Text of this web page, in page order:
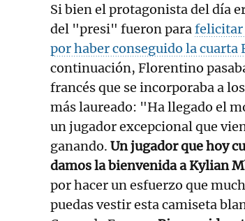
Si bien el protagonista del día
del "presi" fueron parafelicitar
por haber conseguido la cuarta
continuación, Florentino
francés que se incorporaba a
más laureado: "Ha llegado el
un jugador excepcional que
ganando. Un jugador que hoy
damos la bienvenida a Kylian
por hacer un esfuerzo que
puedas vestir esta camiseta